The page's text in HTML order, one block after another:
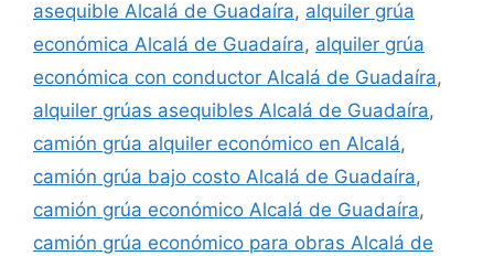
asequible Alcalá de Guadaíra, alquiler grúa
económica Alcalá de Guadaíra, alquiler grúa
económica con conductor Alcalá de Guadaíra,
alquiler grúas asequibles Alcalá de Guadaíra,
camión grúa alquiler económico en Alcalá,
camión grúa bajo costo Alcalá de Guadaíra,
camión grúa económico Alcalá de Guadaíra,
camión grúa económico para obras Alcalá de